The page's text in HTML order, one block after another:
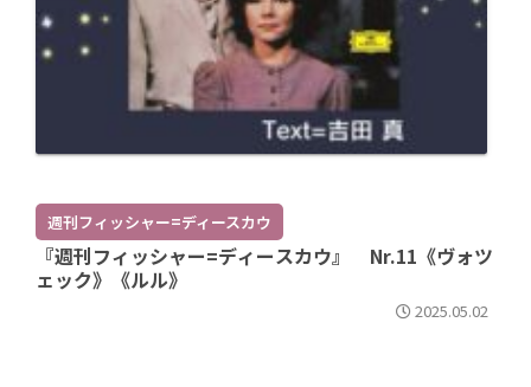
週刊フィッシャー=ディースカウ
『週刊フィッシャー=ディースカウ』 Nr.11《ヴォツ
ェック》《ルル》
2025.05.02